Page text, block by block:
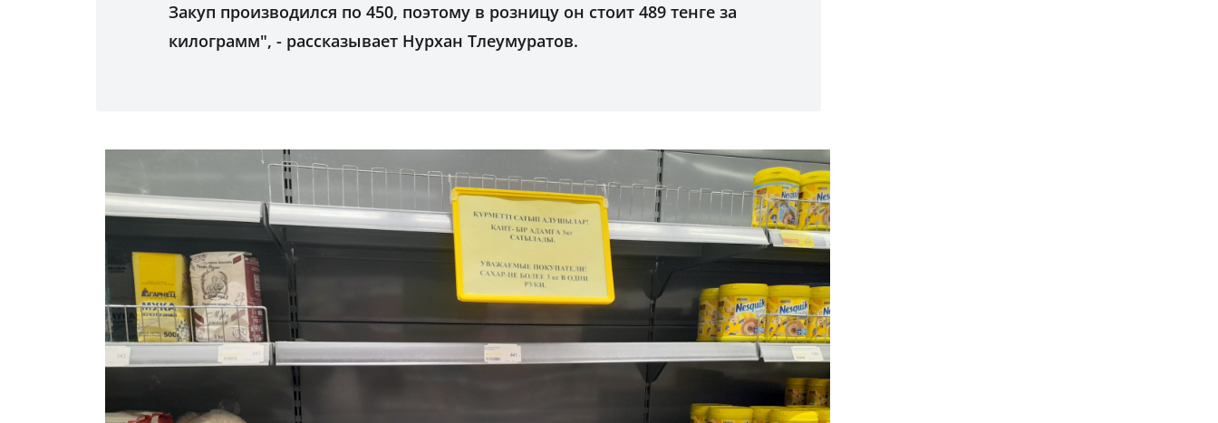
Закуп производился по 450, поэтому в розницу он стоит 489 тенге за
килограмм", - рассказывает Нурхан Тлеумуратов.